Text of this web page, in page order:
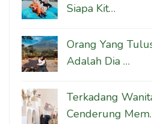
Siapa Kit…
Orang Yang
Adalah Dia …
Terkadang
Cenderung